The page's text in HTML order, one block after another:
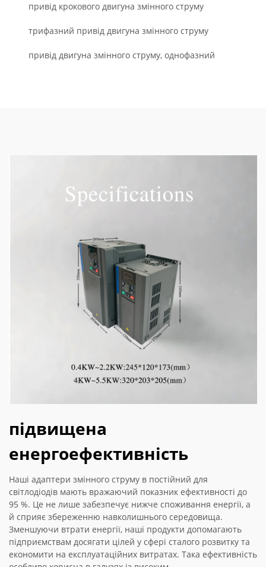
привід крокового двигуна змінного струму
трифазний привід двигуна змінного струму
привід двигуна змінного струму, однофазний
підвищена
енергоефективність
Наші адаптери змінного струму в постійний для
світлодіодів мають вражаючий показник ефективності до
95 %. Це не лише забезпечує нижче споживання енергії, а
й сприяє збереженню навколишнього середовища.
Зменшуючи втрати енергії, наші продукти допомагають
підприємствам досягати цілей у сфері сталого розвитку та
економити на експлуатаційних витратах. Така ефективність